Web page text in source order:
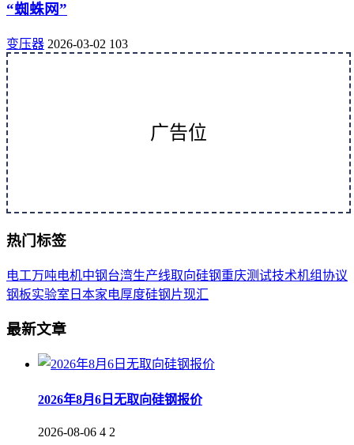
“蜘蛛网”
变压器 2026-03-02 103
广告位
热门标签
电工万吨电机中钢台湾生产线取向硅钢重庆测试技术机组协议
钢板实验室 日本家电厚度硅钢片现汇
最新文章
2026年8月6日无取向硅钢报价
2026-08-06 4 2